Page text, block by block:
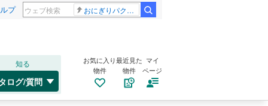
プ おにぎりパクパク
知る
ログ/質問
お気に入り
物件
最近見た
物件
マイ
ページ